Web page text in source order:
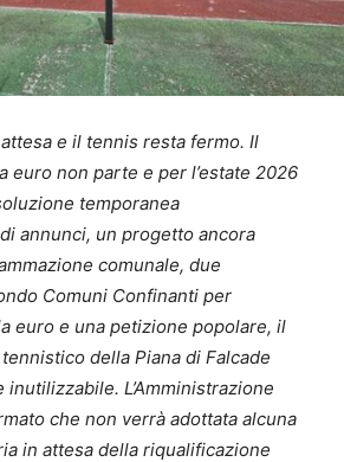
e il tennis resta fermo. Il
euro non parte e per l’estate 2026
temporanea
annunci, un progetto ancora
comunale, due
Comuni Confinanti per
euro e una petizione popolare, il
della Piana di Falcade
L’Amministrazione
che non verrà adottata alcuna
in attesa della riqualificazione